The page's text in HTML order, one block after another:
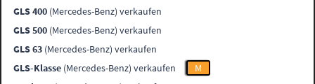
GLS 400 (Mercedes-Benz) verkaufen
GLS 500 (Mercedes-Benz) verkaufen
GLS 63 (Mercedes-Benz) verkaufen
GLS-Klasse (Mercedes-Benz) verkaufen
M